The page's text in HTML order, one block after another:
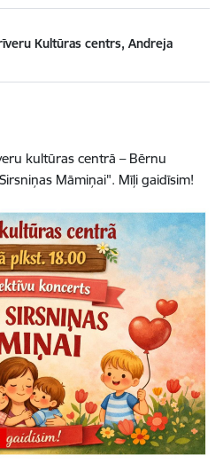
Kultūras centrs, Andreja
kultūras centrā – Bērnu
Māmiņai". Mīļi gaidīsim!